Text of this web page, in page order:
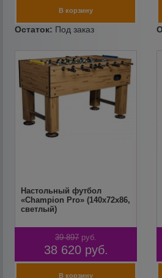
Настольный футбол
«Champion Pro» (140х72х86,
светлый)
39 897 руб.
38 620 руб.